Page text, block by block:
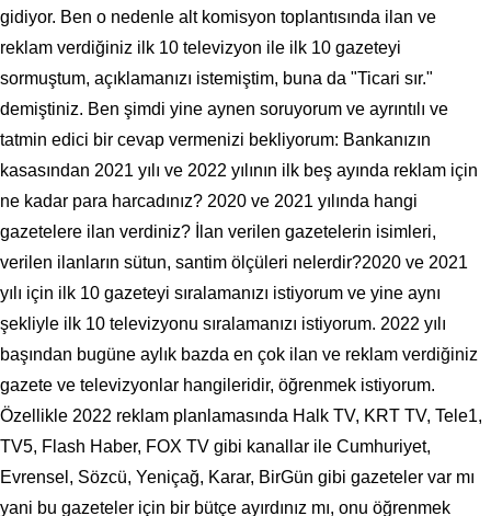
gidiyor. Ben o nedenle alt komisyon toplantısında ilan ve
reklam verdiğiniz ilk 10 televizyon ile ilk 10 gazeteyi
sormuştum, açıklamanızı istemiştim, buna da "Ticari sır."
demiştiniz. Ben şimdi yine aynen soruyorum ve ayrıntılı ve
tatmin edici bir cevap vermenizi bekliyorum: Bankanızın
kasasından 2021 yılı ve 2022 yılının ilk beş ayında reklam için
ne kadar para harcadınız? 2020 ve 2021 yılında hangi
gazetelere ilan verdiniz? İlan verilen gazetelerin isimleri,
verilen ilanların sütun, santim ölçüleri nelerdir?2020 ve 2021
yılı için ilk 10 gazeteyi sıralamanızı istiyorum ve yine aynı
şekliyle ilk 10 televizyonu sıralamanızı istiyorum. 2022 yılı
başından bugüne aylık bazda en çok ilan ve reklam verdiğiniz
gazete ve televizyonlar hangileridir, öğrenmek istiyorum.
Özellikle 2022 reklam planlamasında Halk TV, KRT TV, Tele1,
TV5, Flash Haber, FOX TV gibi kanallar ile Cumhuriyet,
Evrensel, Sözcü, Yeniçağ, Karar, BirGün gibi gazeteler var mı
yani bu gazeteler için bir bütçe ayırdınız mı, onu öğrenmek